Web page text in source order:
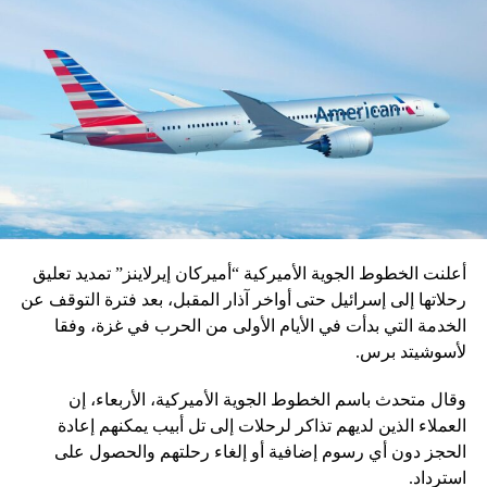
أعلنت الخطوط الجوية الأميركية “أميركان إيرلاينز” تمديد تعليق
رحلاتها إلى إسرائيل حتى أواخر آذار المقبل، بعد فترة التوقف عن
الخدمة التي بدأت في الأيام الأولى من الحرب في غزة، وفقا
لأسوشيتد برس.
وقال متحدث باسم الخطوط الجوية الأميركية، الأربعاء، إن
العملاء الذين لديهم تذاكر لرحلات إلى تل أبيب يمكنهم إعادة
الحجز دون أي رسوم إضافية أو إلغاء رحلتهم والحصول على
استرداد.